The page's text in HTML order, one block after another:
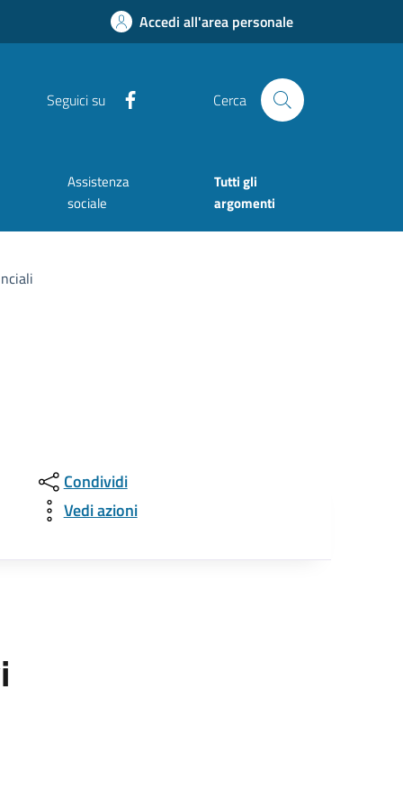
Accedi all'area personale
Seguici su Cerca
Assistenza
sociale
Tutti gli
argomenti
Condividi
Vedi azioni